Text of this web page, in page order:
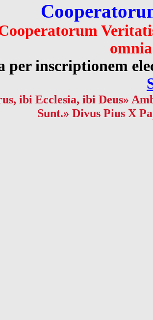
per inscriptionem
ibi Ecclesia, ibi Deus»
Sunt.» Divus Pius X